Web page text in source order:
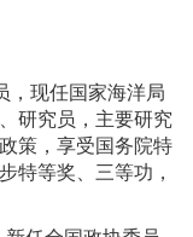
现任国家海洋局
研究员，主要研究
策，享受国务院特
特等奖、三等功，